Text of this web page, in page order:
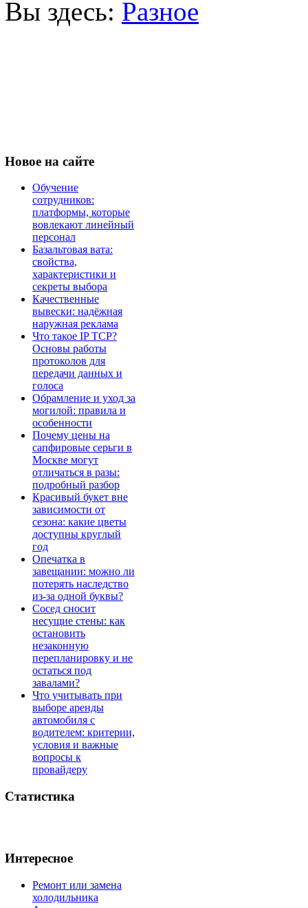
Вы здесь: Разное
Новое на сайте
Обучение
сотрудников:
платформы, которые
вовлекают линейный
персонал
Базальтовая вата:
свойства,
характеристики и
секреты выбора
Качественные
вывески: надёжная
наружная реклама
Что такое IP TCP?
Основы работы
протоколов для
передачи данных и
голоса
Обрамление и уход за
могилой: правила и
особенности
Почему цены на
сапфировые серьги в
Москве могут
отличаться в разы:
подробный разбор
Красивый букет вне
зависимости от
сезона: какие цветы
доступны круглый
год
Опечатка в
завещании: можно ли
потерять наследство
из-за одной буквы?
Сосед сносит
несущие стены: как
остановить
незаконную
перепланировку и не
остаться под
завалами?
Что учитывать при
выборе аренды
автомобиля с
водителем: критерии,
условия и важные
вопросы к
провайдеру
Статистика
Интересное
Ремонт или замена
холодильника